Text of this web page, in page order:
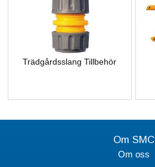
Trädgårdsslang Tillbehör
Om SMC
Om oss